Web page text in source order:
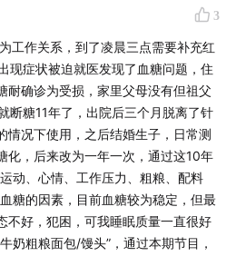
一档果壳新推出的播客节目，主
多学科视角，还原科技的复杂
。
客、喜马拉雅、网易云音乐、QQ
台找到我们。
对我们很重要。
3
工作关系，到了凌晨三点需要补充红
现症状被迫就医发现了血糖问题，住
耐确诊为受损，家里父母没有但祖父
断糖11年了，出院后三个月脱离了针
情况下使用，之后结婚生子，日常测
化，后来改为一年一次，通过这10年
动、心情、工作压力、粗粮、配料
糖的因素，目前血糖较为稳定，但最
不好，犯困，可我睡眠质量一直很好
奶粗粮面包/馒头”，通过本期节目，